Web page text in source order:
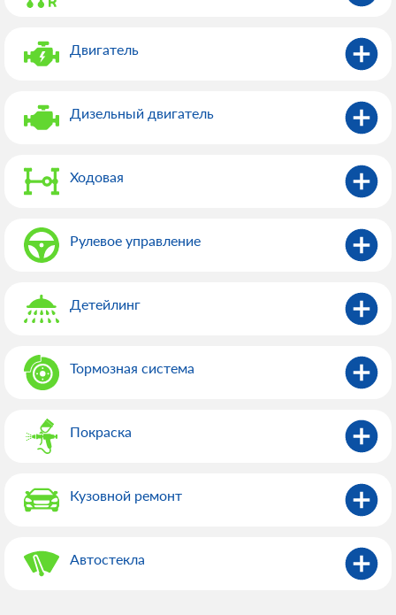
Двигатель
Дизельный двигатель
Ходовая
Рулевое управление
Детейлинг
Тормозная система
Покраска
Кузовной ремонт
Автостекла